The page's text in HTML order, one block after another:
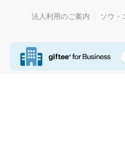
法人利用のご案内 ソウ・